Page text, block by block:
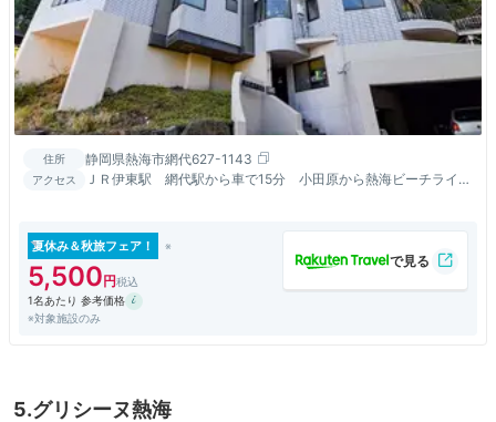
住所 静岡県熱海市網代627-1143
アクセス
ＪＲ伊東駅 網代駅から車で15分 小田原から熱海ビーチライン
夏休み＆秋旅フェア！
5,500
1名あたり 参考価格
※対象施設のみ
5.グリシーヌ熱海